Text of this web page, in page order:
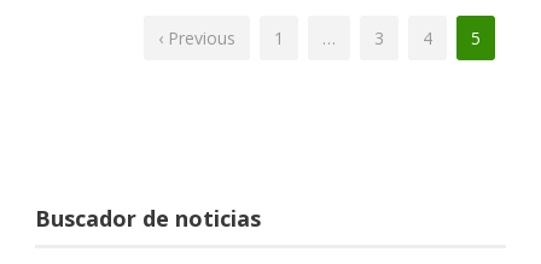
‹ Previous 1 … 3 4 5
Buscador de noticias